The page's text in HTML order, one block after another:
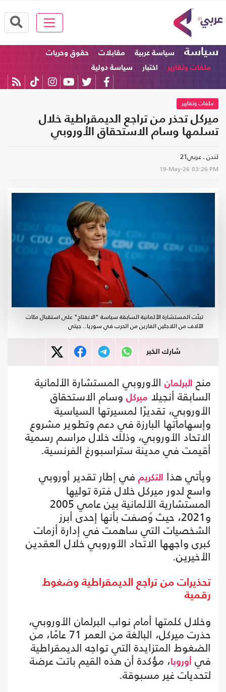
سياسة سياسة عربية مقابلات
حقوق وحريات
ملفات وتقارير
اختبار سياسة دولية
ملفات وتقارير
ميركل تحذر من تراجع الديمقراطية خلال
تسلمها وسام الاستحقاق الأوروبي
لندن ـ عربي21
19-May-26 03:26 PM
تبنّت المستشارة الألمانية السابقة سياسة "الانفتاح" على استقبال مئات
الآلاف من اللاجئين الفارين من الحرب في سوريا.. جيتي
شارك الخبر
منح البرلمان الأوروبي المستشارة الألمانية
السابقة أنجيلا ميركل وسام الاستحقاق
الأوروبي، تقديرًا لمسيرتها السياسية
وإسهاماتها البارزة في دعم وتطوير مشروع
الاتحاد الأوروبي، وذلك خلال مراسم رسمية
أقيمت في مدينة ستراسبورغ الفرنسية.
ويأتي هذا
التكريم في إطار تقدير أوروبي
واسع لدور ميركل خلال فترة توليها
المستشارية الألمانية بين عامي 2005
و2021، حيث وُصفت بأنها إحدى أبرز
الشخصيات التي ساهمت في إدارة أزمات
كبرى واجهها الاتحاد الأوروبي خلال العقدين
الأخيرين.
تحذيرات من تراجع الديمقراطية وضغوط
رقمية
وخلال كلمتها أمام نواب البرلمان الأوروبي،
حذرت ميركل، البالغة من العمر 71 عامًا، من
الضغوط المتزايدة التي تواجه الديمقراطية
في أوروبا، مؤكدة أن هذه القيم باتت عرضة
لتحديات غير مسبوقة.